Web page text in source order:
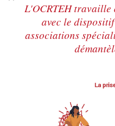
L'OCRTEH
avec le
associations